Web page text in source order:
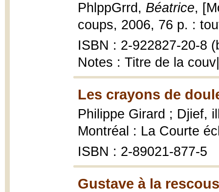
PhlppGrrd, Béatrice,
coups, 2006, 76 p. :
ISBN : 2-922827-20-8
Notes : Titre de la
Les crayons de
Philippe Girard ; Djief,
Montréal : La Courte
ISBN : 2-89021-877-5
Gustave à la